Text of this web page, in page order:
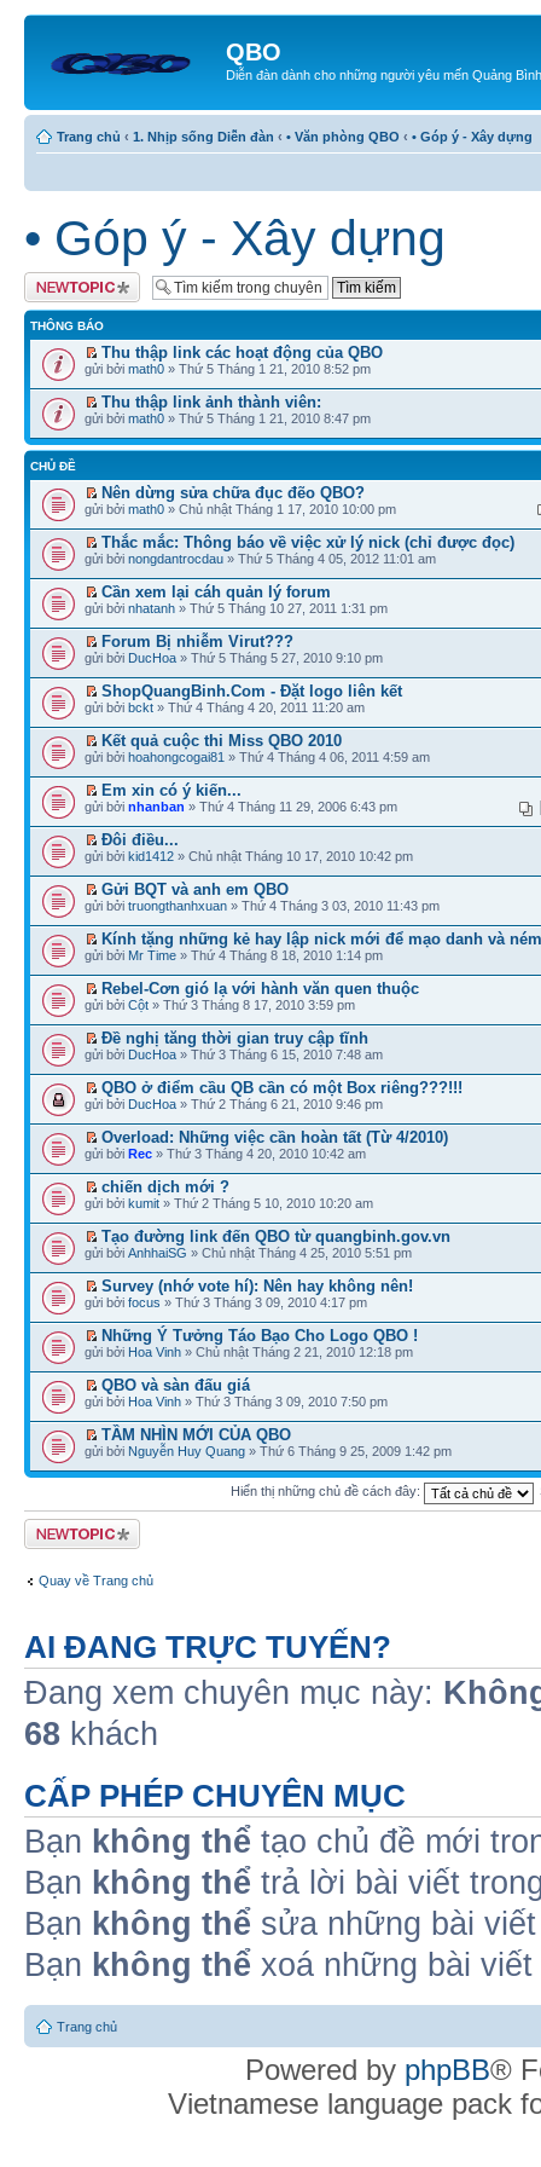
QBO
Diễn đàn dành cho những người yêu mến Quảng Bình
Trang chủ ‹ 1. Nhịp sống Diễn đàn ‹ • Văn phòng QBO ‹ • Góp ý - Xây dựng
• Góp ý - Xây dựng
Tạo chủ đề mới
THÔNG BÁO
Thu thập link các hoạt động của QBO
gửi bởi math0 » Thứ 5 Tháng 1 21, 2010 8:52 pm
Thu thập link ảnh thành viên:
gửi bởi math0 » Thứ 5 Tháng 1 21, 2010 8:47 pm
CHỦ ĐỀ
Nên dừng sửa chữa đục đẽo QBO?
gửi bởi math0 » Chủ nhật Tháng 1 17, 2010 10:00 pm
Thắc mắc: Thông báo về việc xử lý nick (chỉ được đọc)
gửi bởi nongdantrocdau » Thứ 5 Tháng 4 05, 2012 11:01 am
Cần xem lại cáh quản lý forum
gửi bởi nhatanh » Thứ 5 Tháng 10 27, 2011 1:31 pm
Forum Bị nhiễm Virut???
gửi bởi DucHoa » Thứ 5 Tháng 5 27, 2010 9:10 pm
ShopQuangBinh.Com - Đặt logo liên kết
gửi bởi bckt » Thứ 4 Tháng 4 20, 2011 11:20 am
Kết quả cuộc thi Miss QBO 2010
gửi bởi hoahongcogai81 » Thứ 4 Tháng 4 06, 2011 4:59 am
Em xin có ý kiến...
gửi bởi nhanban » Thứ 4 Tháng 11 29, 2006 6:43 pm
Đôi điều...
gửi bởi kid1412 » Chủ nhật Tháng 10 17, 2010 10:42 pm
Gửi BQT và anh em QBO
gửi bởi truongthanhxuan » Thứ 4 Tháng 3 03, 2010 11:43 pm
Kính tặng những kẻ hay lập nick mới để mạo danh và
gửi bởi Mr Time » Thứ 4 Tháng 8 18, 2010 1:14 pm
Rebel-Cơn gió lạ với hành văn quen thuộc
gửi bởi Cột » Thứ 3 Tháng 8 17, 2010 3:59 pm
Đề nghị tăng thời gian truy cập tĩnh
gửi bởi DucHoa » Thứ 3 Tháng 6 15, 2010 7:48 am
QBO ở điểm cầu QB cần có một Box riêng???!!!
gửi bởi DucHoa » Thứ 2 Tháng 6 21, 2010 9:46 pm
Overload: Những việc cần hoàn tất (Từ 4/2010)
gửi bởi Rec » Thứ 3 Tháng 4 20, 2010 10:42 am
chiến dịch mới ?
gửi bởi kumit » Thứ 2 Tháng 5 10, 2010 10:20 am
Tạo đường link đến QBO từ quangbinh.gov.vn
gửi bởi AnhhaiSG » Chủ nhật Tháng 4 25, 2010 5:51 pm
Survey (nhớ vote hí): Nên hay không nên!
gửi bởi focus » Thứ 3 Tháng 3 09, 2010 4:17 pm
Những Ý Tưởng Táo Bạo Cho Logo QBO !
gửi bởi Hoa Vinh » Chủ nhật Tháng 2 21, 2010 12:18 pm
QBO và sàn đấu giá
gửi bởi Hoa Vinh » Thứ 3 Tháng 3 09, 2010 7:50 pm
TẦM NHÌN MỚI CỦA QBO
gửi bởi Nguyễn Huy Quang » Thứ 6 Tháng 9 25, 2009 1:42 pm
Hiển thị những chủ đề cách đây:
Tạo chủ đề mới
Quay về Trang chủ
AI ĐANG TRỰC TUYẾN?
Đang xem chuyên mục này:
68 khách
CẤP PHÉP CHUYÊN MỤC
Bạn không thể tạo chủ đề mới
Bạn không thể trả lời bài viết
Bạn không thể sửa những bài
Bạn không thể xoá những bài
Trang chủ
Powered by phpBB®
Vietnamese language pack